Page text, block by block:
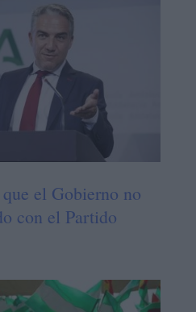
el Gobierno no
con el Partido